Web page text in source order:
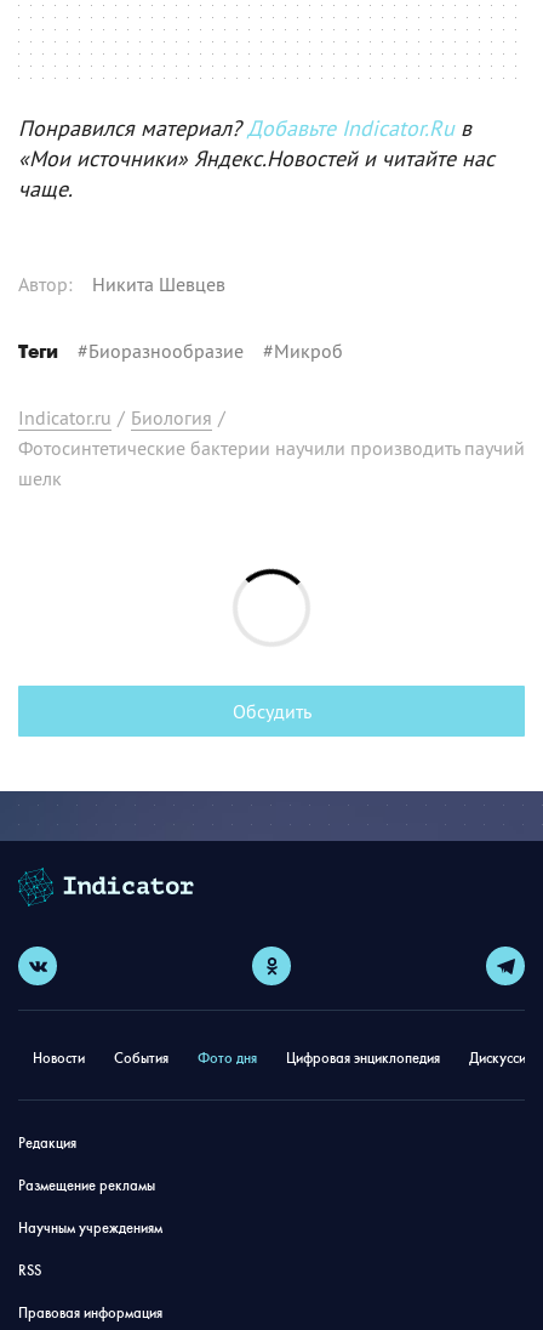
Понравился материал?Добавьте Indicator.Ruв
«Мои источники» Яндекс.Новостей и читайте нас
чаще.
Автор: Никита Шевцев
Теги #Биоразнообразие #Микроб
Indicator.ru / Биология /
Фотосинтетические бактерии научили производить паучий
шелк
Обсудить
Новости События Фото дня Цифровая энциклопедия
Редакция
Размещение рекламы
Научным учреждениям
RSS
Правовая информация